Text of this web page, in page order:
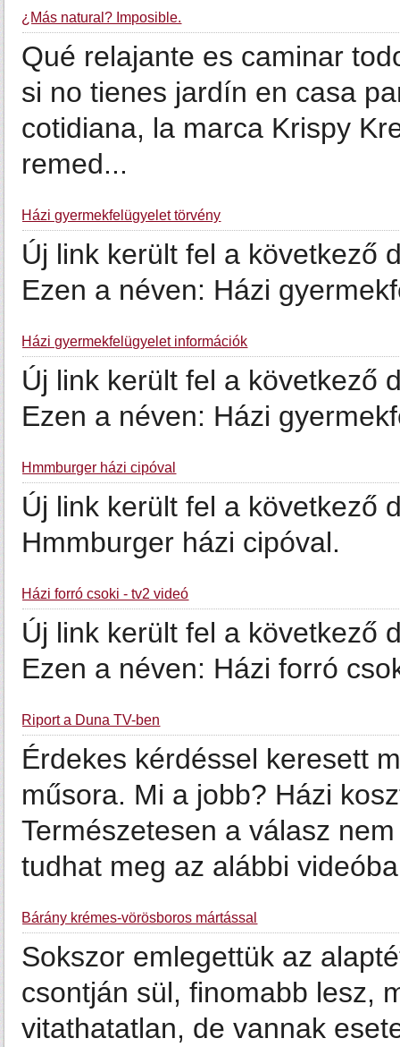
¿Más natural? Imposible.
Qué relajante es caminar
si no tienes jardín en casa
cotidiana, la marca Krispy
remed...
Házi gyermekfelügyelet törvény
Új link került fel a következő
Ezen a néven: Házi
Házi gyermekfelügyelet információk
Új link került fel a következő
Ezen a néven: Házi
Hmmburger házi cipóval
Új link került fel a következő
Hmmburger házi cipóval.
Házi forró csoki - tv2 videó
Új link került fel a következő
Ezen a néven: Házi forró
Riport a Duna TV-ben
Érdekes kérdéssel keresett
műsora. Mi a jobb? Házi
Természetesen a válasz
tudhat meg az alábbi
Bárány krémes-vörösboros mártással
Sokszor emlegettük az
csontján sül, finomabb lesz,
vitathatatlan, de vannak